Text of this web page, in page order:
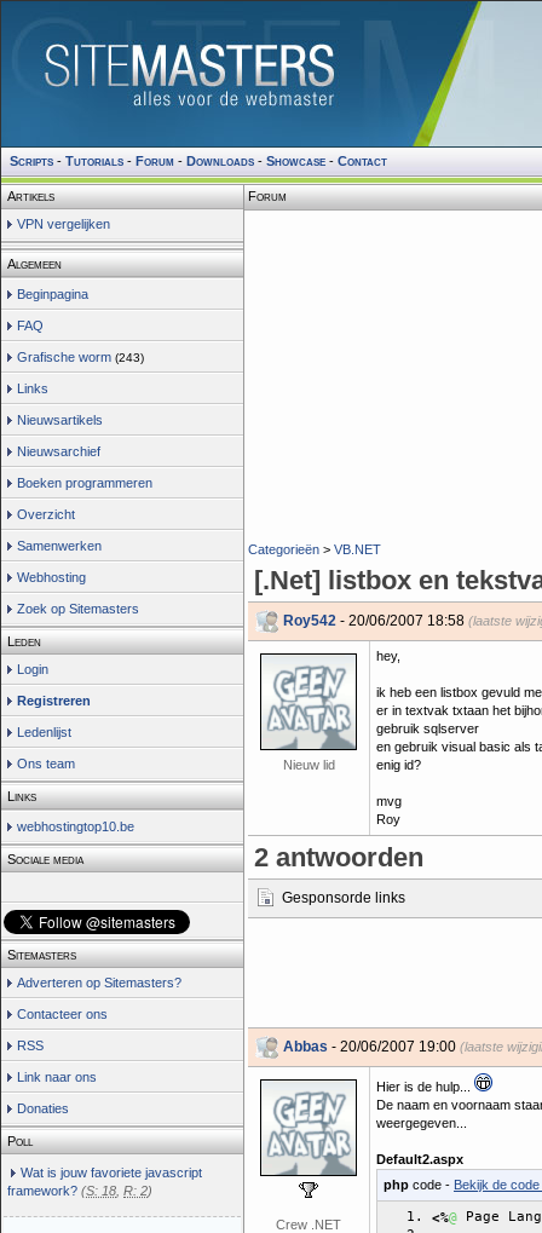
Scripts - Tutorials - Forum - Downloads - Showcase - Contact
Artikels
VPN vergelijken
Algemeen
Beginpagina
FAQ
Grafische worm (243)
Links
Nieuwsartikels
Nieuwsarchief
Boeken programmeren
Overzicht
Samenwerken
Webhosting
Zoek op Sitemasters
Leden
Login
Registreren
Ledenlijst
Ons team
Links
webhostingtop10.be
Sociale media
Sitemasters
Adverteren op Sitemasters?
Contacteer ons
RSS
Link naar ons
Donaties
Poll
Wat is jouw favoriete javascript
framework? (S: 18 R: 2)
Forum
Categorieën > VB.NET
[.Net] listbox en
Roy542 - 20/06/2007 18:58 (laatste
Nieuw lid
hey,
ik heb een listbox gevuld
er in textvak txtaan het
gebruik sqlserver
en gebruik visual basic als
enig id?
mvg
Roy
2 antwoorden
Gesponsorde links
Abbas - 20/06/2007 19:00 (laatste
Crew .NET
Hier is de hulp...
De naam en voornaam
weergegeven...
Default2.aspx
php code - Bekijk de
<%@ Page